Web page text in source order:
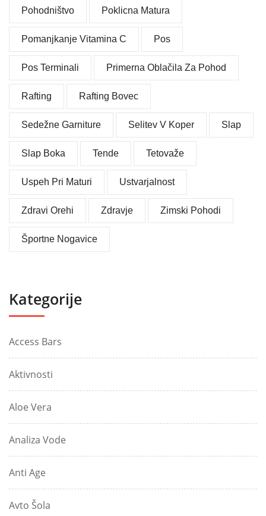
Pohodništvo Poklicna Matura
Pomanjkanje Vitamina C Pos
Pos Terminali Primerna Oblačila Za Pohod
Rafting Rafting Bovec
Sedežne Garniture Selitev V Koper Slap
Slap Boka Tende Tetovaže
Uspeh Pri Maturi Ustvarjalnost
Zdravi Orehi Zdravje Zimski Pohodi
Športne Nogavice
Kategorije
Access Bars
Aktivnosti
Aloe Vera
Analiza Vode
Anti Age
Avto Šola